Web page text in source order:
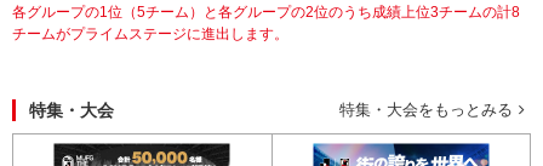
各グループの1位（5チーム）と各グループの2位のうち成績上位3チームの計8
チームがプライムステージに進出します。
特集・大会 特集・大会をもっとみる